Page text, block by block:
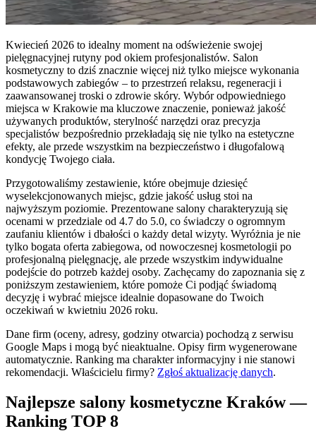
Kwiecień 2026 to idealny moment na odświeżenie swojej
pielęgnacyjnej rutyny pod okiem profesjonalistów. Salon
kosmetyczny to dziś znacznie więcej niż tylko miejsce wykonania
podstawowych zabiegów – to przestrzeń relaksu, regeneracji i
zaawansowanej troski o zdrowie skóry. Wybór odpowiedniego
miejsca w Krakowie ma kluczowe znaczenie, ponieważ jakość
używanych produktów, sterylność narzędzi oraz precyzja
specjalistów bezpośrednio przekładają się nie tylko na estetyczne
efekty, ale przede wszystkim na bezpieczeństwo i długofalową
kondycję Twojego ciała.
Przygotowaliśmy zestawienie, które obejmuje dziesięć
wyselekcjonowanych miejsc, gdzie jakość usług stoi na
najwyższym poziomie. Prezentowane salony charakteryzują się
ocenami w przedziale od 4.7 do 5.0, co świadczy o ogromnym
zaufaniu klientów i dbałości o każdy detal wizyty. Wyróżnia je nie
tylko bogata oferta zabiegowa, od nowoczesnej kosmetologii po
profesjonalną pielęgnację, ale przede wszystkim indywidualne
podejście do potrzeb każdej osoby. Zachęcamy do zapoznania się z
poniższym zestawieniem, które pomoże Ci podjąć świadomą
decyzję i wybrać miejsce idealnie dopasowane do Twoich
oczekiwań w kwietniu 2026 roku.
Dane firm (oceny, adresy, godziny otwarcia) pochodzą z serwisu
Google Maps i mogą być nieaktualne. Opisy firm wygenerowane
automatycznie. Ranking ma charakter informacyjny i nie stanowi
rekomendacji. Właścicielu firmy? Zgłoś aktualizację danych.
Najlepsze salony kosmetyczne Kraków —
Ranking TOP 8